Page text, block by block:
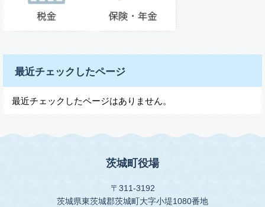
最近チェックしたページ
最近チェックしたページはありません。
茨城町役場
〒311-3192
茨城県東茨城郡茨城町大字小堤1080番地